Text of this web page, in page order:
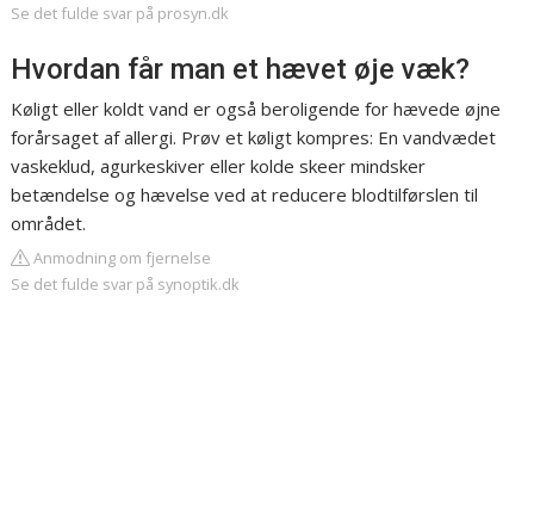
Se det fulde svar på prosyn.dk
Hvordan får man et hævet øje væk?
Køligt eller koldt vand er også beroligende for hævede øjne
forårsaget af allergi. Prøv et køligt kompres: En vandvædet
vaskeklud, agurkeskiver eller kolde skeer mindsker
betændelse og hævelse ved at reducere blodtilførslen til
området.
Anmodning om fjernelse
Se det fulde svar på synoptik.dk